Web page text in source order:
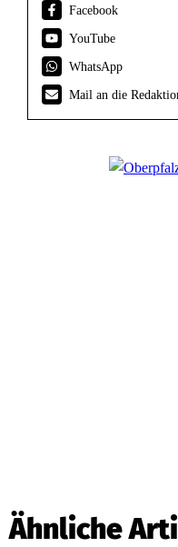
Facebook
YouTube
WhatsApp
Mail an die
Ähnliche